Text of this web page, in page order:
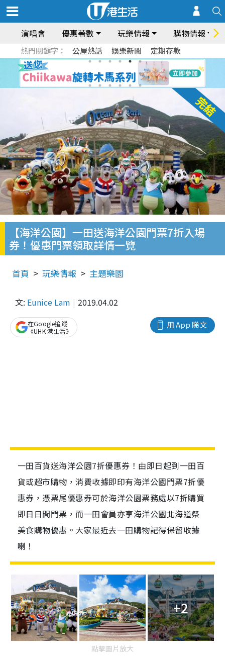
演唱會 優惠著數 玩樂情報 購物情報
熱門關鍵字： 公屋熱話 娛樂新聞 定期存款
【海洋公園】一田送海洋公園門票7折入場
券！優惠門票領取詳情一覽
首頁 玩樂情報 主題樂園
文: Eunice Lam 2019.04.02
用 App 睇文
在Google追蹤
《UHK 港生活》
一田百貨送海洋公園7折優惠券！由即日起到一田百
貨或超市購物，消費收據即印有海洋公園門票7折優
惠券，憑票尾優惠券可於海洋公園票務處以7折購買
即日日間門票，而一田會員亦享海洋公園北海道祭
美食購物優惠。大家最近去一田購物記得保留收據
喇！
+2
點擊圖片放大